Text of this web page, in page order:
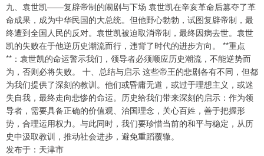
九、袁世凯——复辟帝制的闹剧与下场 袁世凯在辛亥革命后篡夺了革
命成果，成为中华民国的大总统。但他野心勃勃，试图复辟帝制，最
终遭到全国人民的反对。袁世凯被迫取消帝制，最终因病去世。袁世
凯的失败在于他逆历史潮流而行，违背了时代的进步方向。 **重点
**：袁世凯的命运警示我们，领导者必须顺应历史潮流，不能逆势而
为，否则必将失败。 十、总结与启示 这些帝王的悲剧各有不同，但都
为我们提供了深刻的教训。他们或昏庸无道，或过于理想主义，或迷
失自我，最终走向悲惨的命运。历史给我们带来深刻的启示：作为领
导者，需要具备正确的价值观、治国理念，关心百姓，善于把握形
势，合理运用权力。与此同时，我们要珍惜当前的和平与稳定，从历
史中汲取教训，推动社会进步，避免重蹈覆辙。
发布于：天津市